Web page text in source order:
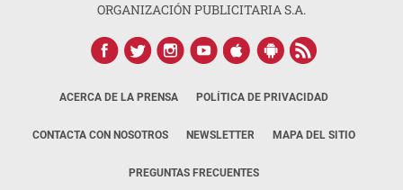
ORGANIZACIÓN PUBLICITARIA S.A.
ACERCA DE LA PRENSA POLÍTICA DE PRIVACIDAD
CONTACTA CON NOSOTROS NEWSLETTER MAPA DEL SITIO
PREGUNTAS FRECUENTES